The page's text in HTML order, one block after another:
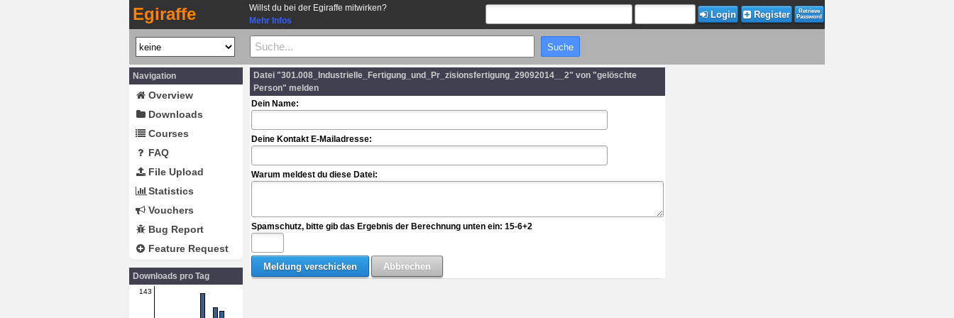
Egiraffe
Willst du bei der Egiraffe mitwirken?
Mehr Infos
Login Register
Retrieve
Password
Navigation
Overview
Downloads
Courses
FAQ
File Upload
Statistics
Vouchers
Bug Report
Feature Request
Downloads pro Tag
143
Datei "301.008_Industrielle_Fertigung_und_Pr_zisionsfertigung_29092014__2" von "gelöschte
Person" melden
Dein Name:
Deine Kontakt E-Mailadresse:
Warum meldest du diese Datei:
Spamschutz, bitte gib das Ergebnis der Berechnung unten ein: 15-6+2